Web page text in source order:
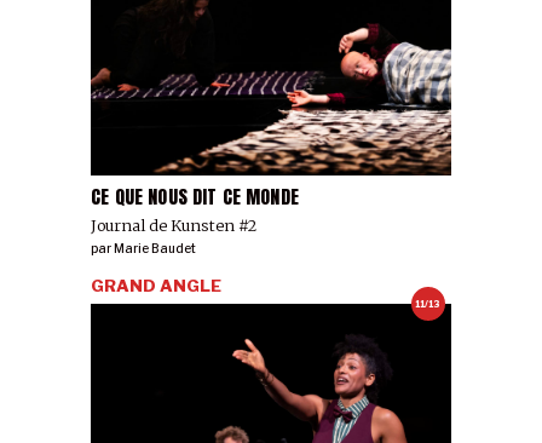
CE QUE NOUS DIT CE MONDE
Journal de Kunsten #2
par Marie Baudet
11/13
GRAND ANGLE